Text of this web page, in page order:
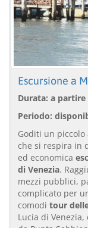
Escursione a
Durata: a partire
Periodo:
Goditi un
che si respira in
ed economica
di Venezia.
mezzi pubblici,
complicato per
comodi tour
Lucia di